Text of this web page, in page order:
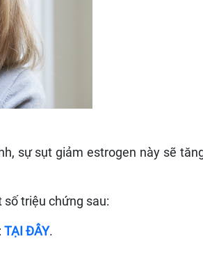
sự sụt giảm estrogen này sẽ
triệu chứng sau:
TẠI ĐÂY.